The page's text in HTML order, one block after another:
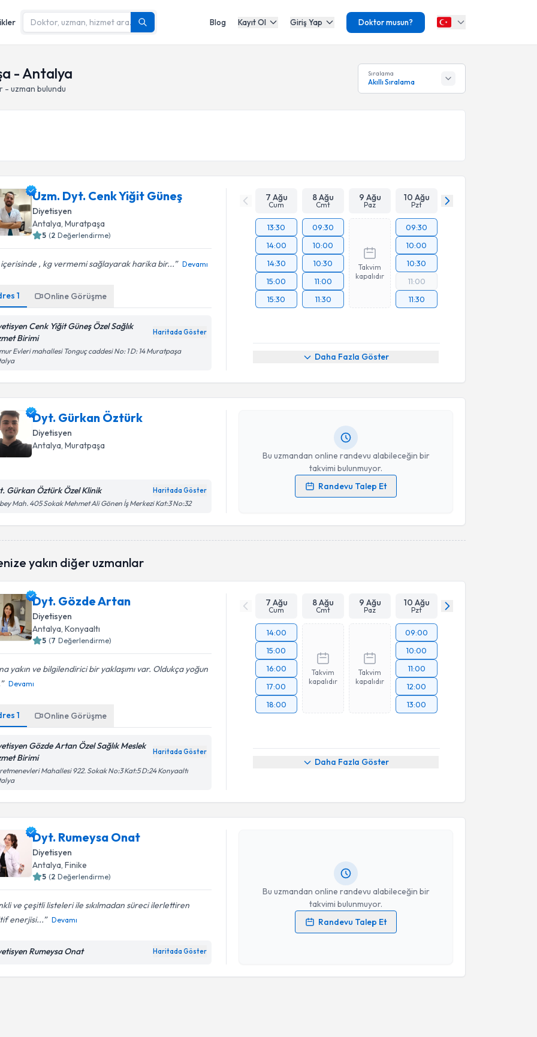
Blog Kayıt Ol Giriş Yap Doktor musun?
- Antalya
uzman bulundu
Sıralama
Akıllı Sıralama
Uzm. Dyt. Cenk Yiğit Güneş
Diyetisyen
Antalya, Muratpaşa
5 (2 Değerlendirme)
, kg vermemi sağlayarak harika bir... Devamı
1 Online Görüşme
Cenk Yiğit Güneş Özel Sağlık
Birimi
Haritada Göster
Evleri mahallesi Tonguç caddesi No: 1 D: 14 Muratpaşa
7 Ağu
Cum
8 Ağu
Cmt
9 Ağu
Paz
10 Ağu
Pzt
13:30
14:00
14:30
15:00
15:30
09:30
10:00
10:30
11:00
11:30
Takvim
kapalıdır
09:30
10:00
10:30
11:00
11:30
Daha Fazla Göster
Dyt. Gürkan Öztürk
Diyetisyen
Antalya, Muratpaşa
Gürkan Öztürk Özel Klinik Haritada Göster
Mah. 405 Sokak Mehmet Ali Gönen İş Merkezi Kat:3 No:32
Bu uzmandan online randevu alabileceğin bir
takvimi bulunmuyor.
Randevu Talep Et
Randevu Takvimi Talebi
Kişisel verilerimin işlenmesine ilişkinAydınlatma Metni
işlenmesini kabul ediyorum.
yakın diğer uzmanlar
Dyt. Gözde Artan
Diyetisyen
Antalya, Konyaaltı
5 (7 Değerlendirme)
yakın ve bilgilendirici bir yaklaşımı var. Oldukça yoğun
Devamı
1 Online Görüşme
Gözde Artan Özel Sağlık Meslek
Birimi
Haritada Göster
Mahallesi 922. Sokak No:3 Kat:5 D:24 Konyaaltı
7 Ağu
Cum
8 Ağu
Cmt
9 Ağu
Paz
10 Ağu
Pzt
14:00
15:00
16:00
17:00
18:00
Takvim
kapalıdır
Takvim
kapalıdır
09:00
10:00
11:00
12:00
13:00
Daha Fazla Göster
Dyt. Rumeysa Onat
Diyetisyen
Antalya, Finike
5 (2 Değerlendirme)
ve çeşitli listeleri ile sıkılmadan süreci ilerlettiren
enerjisi...
Devamı
Rumeysa Onat Haritada Göster
Bu uzmandan online randevu alabileceğin bir
takvimi bulunmuyor.
Randevu Talep Et
Randevu Takvimi Talebi
Kişisel verilerimin işlenmesine ilişkinAydınlatma Metni